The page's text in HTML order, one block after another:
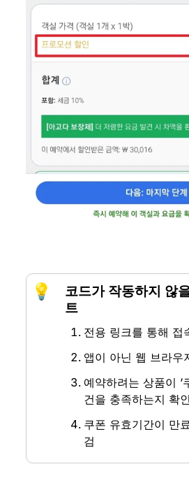
💡
코드가 작동하지 않
트
전용 링크를 통해 접
앱이 아닌 웹 브라우
예약하려는 상품이 ‘
건을 충족하는지 확인
쿠폰 유효기간이 만
검